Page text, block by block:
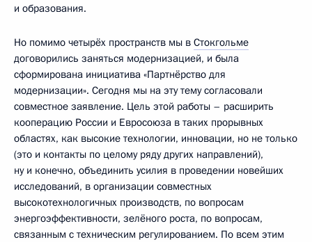
и образования.
Но помимо четырёх пространств мы в Стокгольме
договорились заняться модернизацией, и была
сформирована инициатива «Партнёрство для
модернизации». Сегодня мы на эту тему согласовали
совместное заявление. Цель этой работы – расширить
кооперацию России и Евросоюза в таких прорывных
областях, как высокие технологии, инновации, но не только
(это и контакты по целому ряду других направлений),
ну и конечно, объединить усилия в проведении новейших
исследований, в организации совместных
высокотехнологичных производств, по вопросам
энергоэффективности, зелёного роста, по вопросам,
связанным с техническим регулированием. По всем этим